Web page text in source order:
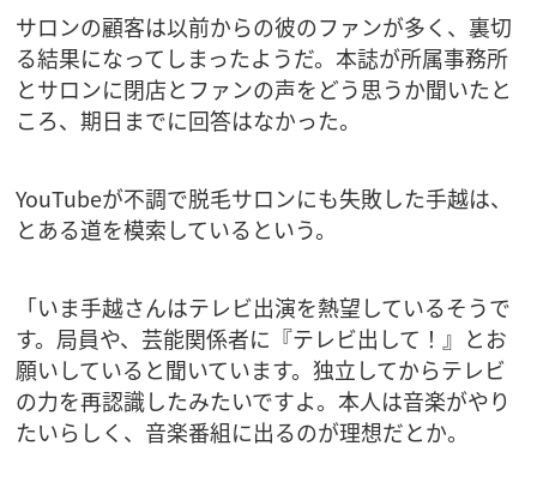
サロンの顧客は以前からの彼のファンが多く、裏切
る結果になってしまったようだ。本誌が所属事務所
とサロンに閉店とファンの声をどう思うか聞いたと
ころ、期日までに回答はなかった。
YouTubeが不調で脱毛サロンにも失敗した手越は、
とある道を模索しているという。
「いま手越さんはテレビ出演を熱望しているそうで
す。局員や、芸能関係者に『テレビ出して！』とお
願いしていると聞いています。独立してからテレビ
の力を再認識したみたいですよ。本人は音楽がやり
たいらしく、音楽番組に出るのが理想だとか。